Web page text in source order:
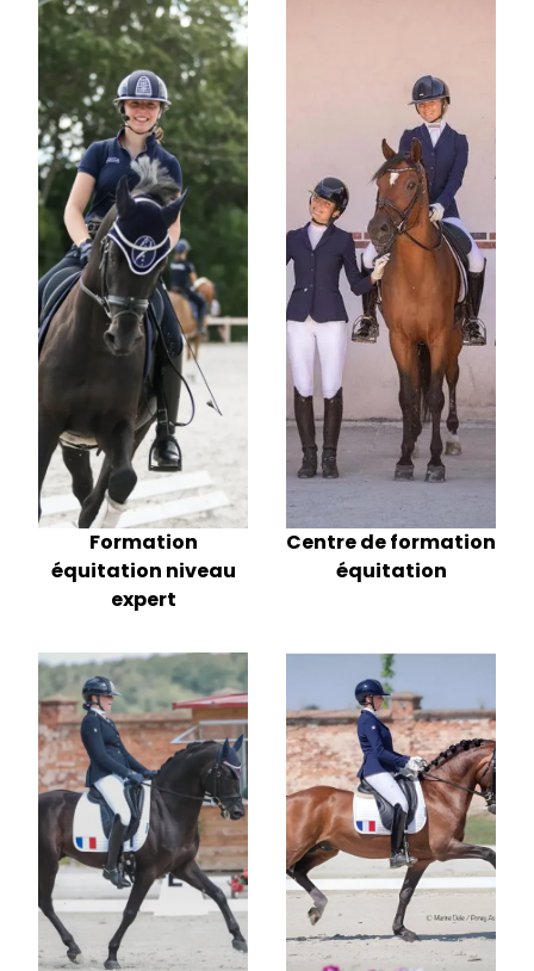
Formation
équitation niveau
expert
Centre de formation
équitation